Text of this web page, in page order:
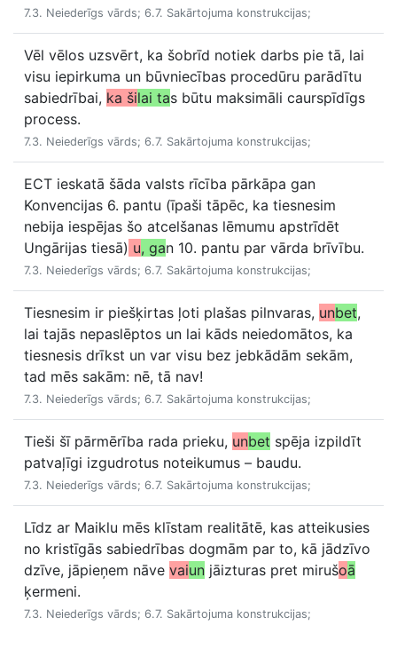
7.3. Neiederīgs vārds; 6.7. Sakārtojuma konstrukcijas;
Vēl vēlos uzsvērt, ka šobrīd notiek darbs pie tā, lai
visu iepirkuma un būvniecības procedūru parādītu
sabiedrībai, ka šilai tas būtu maksimāli caurspīdīgs
process.
7.3. Neiederīgs vārds; 6.7. Sakārtojuma konstrukcijas;
ECT ieskatā šāda valsts rīcība pārkāpa gan
Konvencijas 6. pantu (īpaši tāpēc, ka tiesnesim
nebija iespējas šo atcelšanas lēmumu apstrīdēt
Ungārijas tiesā) u, gan 10. pantu par vārda brīvību.
7.3. Neiederīgs vārds; 6.7. Sakārtojuma konstrukcijas;
Tiesnesim ir piešķirtas ļoti plašas pilnvaras, unbet,
lai tajās nepaslēptos un lai kāds neiedomātos, ka
tiesnesis drīkst un var visu bez jebkādām sekām,
tad mēs sakām: nē, tā nav!
7.3. Neiederīgs vārds; 6.7. Sakārtojuma konstrukcijas;
Tieši šī pārmērība rada prieku, unbet spēja izpildīt
patvaļīgi izgudrotus noteikumus – baudu.
7.3. Neiederīgs vārds; 6.7. Sakārtojuma konstrukcijas;
Līdz ar Maiklu mēs klīstam realitātē, kas atteikusies
no kristīgās sabiedrības dogmām par to, kā jādzīvo
dzīve, jāpieņem nāve vaiun jāizturas pret mirušoā
ķermeni.
7.3. Neiederīgs vārds; 6.7. Sakārtojuma konstrukcijas;